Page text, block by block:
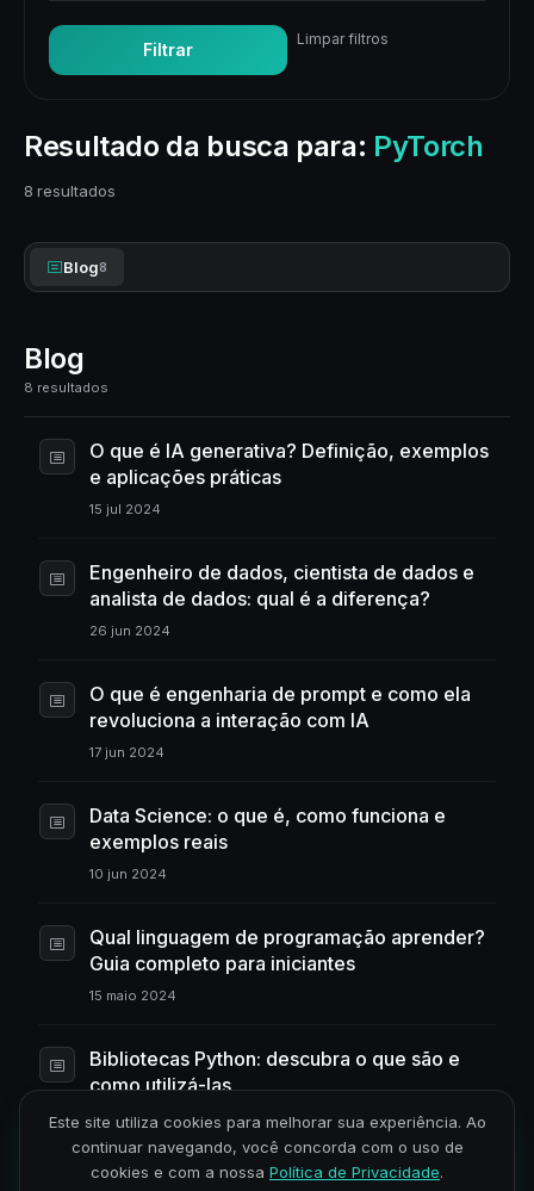
Resultado da busca para: PyTorch
8 resultados
Blog8
Blog
8 resultados
O que é IA generativa? Definição, exemplos
e aplicações práticas
15 jul 2024
Engenheiro de dados, cientista de dados e
analista de dados: qual é a diferença?
26 jun 2024
O que é engenharia de prompt e como ela
revoluciona a interação com IA
17 jun 2024
Data Science: o que é, como funciona e
exemplos reais
10 jun 2024
Qual linguagem de programação aprender?
Guia completo para iniciantes
15 maio 2024
Bibliotecas Python: descubra o que são e
como utilizá-las
18 abr 2024
O que é Python e para que serve?
Filtrar
Limpar filtros
Este site utiliza cookies para melhorar sua experiência. Ao
continuar navegando, você concorda com o uso de
cookies e com a nossa Política de Privacidade.